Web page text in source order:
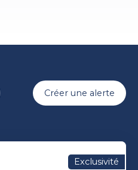
Créer une alerte
Exclusivité